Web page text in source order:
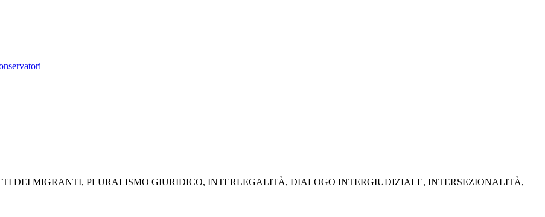
DEI MIGRANTI, PLURALISMO GIURIDICO, INTERLEGALITÀ, DIALOGO INTERGIUDIZIALE, INTERSEZIONALITÀ,